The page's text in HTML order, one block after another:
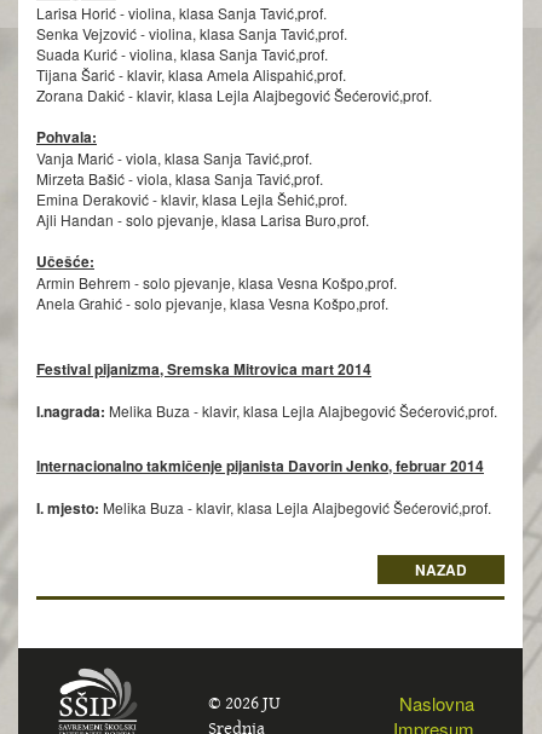
Larisa Horić - violina, klasa Sanja Tavić,prof.
Senka Vejzović - violina, klasa Sanja Tavić,prof.
Suada Kurić - violina, klasa Sanja Tavić,prof.
Tijana Šarić - klavir, klasa Amela Alispahić,prof.
Zorana Dakić - klavir, klasa Lejla Alajbegović Šećerović,prof.
Pohvala:
Vanja Marić - viola, klasa Sanja Tavić,prof.
Mirzeta Bašić - viola, klasa Sanja Tavić,prof.
Emina Deraković - klavir, klasa Lejla Šehić,prof.
Ajli Handan - solo pjevanje, klasa Larisa Buro,prof.
Učešće:
Armin Behrem - solo pjevanje, klasa Vesna Košpo,prof.
Anela Grahić - solo pjevanje, klasa Vesna Košpo,prof.
Festival pijanizma, Sremska Mitrovica mart 2014
I.nagrada: Melika Buza - klavir, klasa Lejla Alajbegović Šećerović,prof.
Internacionalno takmičenje pijanista Davorin Jenko, februar 2014
I. mjesto: Melika Buza - klavir, klasa Lejla Alajbegović Šećerović,prof.
NAZAD
© 2026 JU
Srednja
Naslovna
Impresum